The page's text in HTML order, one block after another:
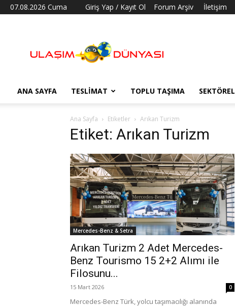
07.08.2026 Cuma Giriş Yap / Kayıt Ol Forum Arşiv İletişim
Dünyası
ANA SAYFA TESLIMAT TOPLU TAŞIMA SEKTÖREL
Ana Sayfa Etiketler Arıkan Turizm
Etiket: Arıkan Turizm
Mercedes-Benz & Setra
Arıkan Turizm 2 Adet Mercedes-
Benz Tourismo 15 2+2 Alımı ile
Filosunu...
15 Mart 2026 0
Mercedes-Benz Türk, yolcu taşımacılığı alanında